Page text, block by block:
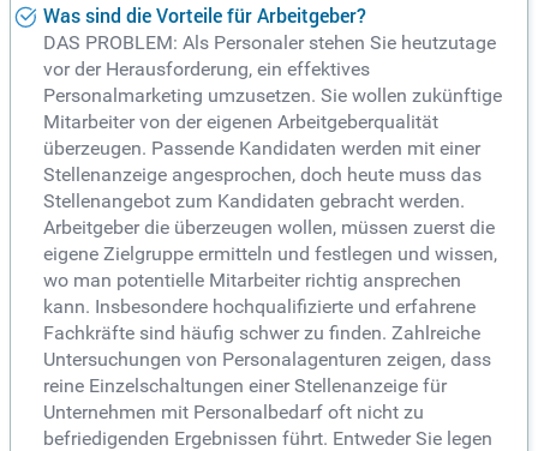
Was sind die Vorteile für Arbeitgeber?
DAS PROBLEM: Als Personaler stehen Sie heutzutage
vor der Herausforderung, ein effektives
Personalmarketing umzusetzen. Sie wollen zukünftige
Mitarbeiter von der eigenen Arbeitgeberqualität
überzeugen. Passende Kandidaten werden mit einer
Stellenanzeige angesprochen, doch heute muss das
Stellenangebot zum Kandidaten gebracht werden.
Arbeitgeber die überzeugen wollen, müssen zuerst die
eigene Zielgruppe ermitteln und festlegen und wissen,
wo man potentielle Mitarbeiter richtig ansprechen
kann. Insbesondere hochqualifizierte und erfahrene
Fachkräfte sind häufig schwer zu finden. Zahlreiche
Untersuchungen von Personalagenturen zeigen, dass
reine Einzelschaltungen einer Stellenanzeige für
Unternehmen mit Personalbedarf oft nicht zu
befriedigenden Ergebnissen führt. Entweder Sie legen